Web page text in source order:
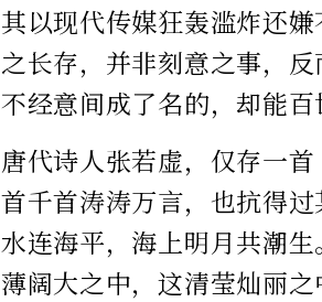
其以现代传媒狂轰滥炸还
之长存，并非刻意之事，
不经意间成了名的，却能百
唐代诗人张若虚，仅存一
首千首涛涛万言，也抗得
水连海平，海上明月共潮
薄阔大之中，这清莹灿丽